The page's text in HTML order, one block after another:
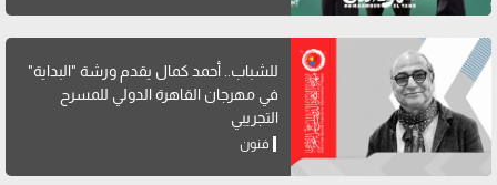
للشباب.. أحمد كمال يقدم ورشة "البداية"
في مهرجان القاهرة الدولي للمسرح
التجريبي
فنون